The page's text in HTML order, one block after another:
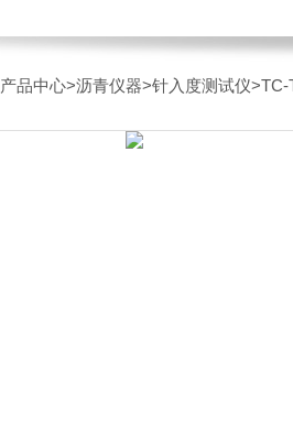
产品中心>沥青仪器>针入度测试仪>TC-